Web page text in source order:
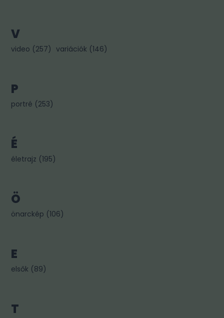
V
video (257) variációk (146)
P
portré (253)
É
életrajz (195)
Ö
önarckép (106)
E
elsők (89)
T